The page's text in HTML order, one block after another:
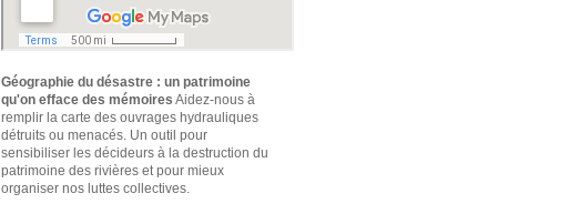
Géographie du désastre : un patrimoine
qu'on efface des mémoires Aidez-nous à
remplir la carte des ouvrages hydrauliques
détruits ou menacés. Un outil pour
sensibiliser les décideurs à la destruction du
patrimoine des rivières et pour mieux
organiser nos luttes collectives.